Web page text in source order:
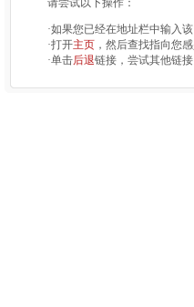
请尝试以下操作：
·如果您已经在地址栏中输入
·打开主页 ，然后查找指向您
·单击后退链接，尝试其他链